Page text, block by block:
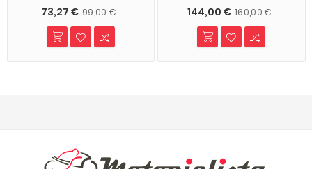
73,27 € 99,00 € 144,00 € 160,00 €